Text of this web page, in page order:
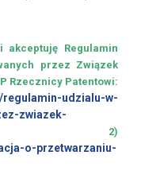
akceptuję Regulamin
przez Związek
Rzecznicy Patentowi:
regulamin-udzialu-w-
zwiazek-
o-przetwarzaniu-